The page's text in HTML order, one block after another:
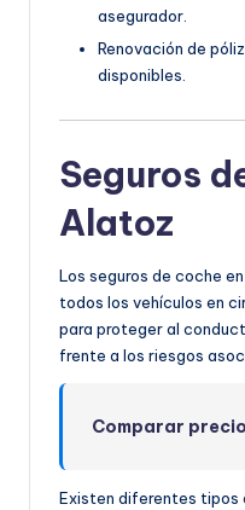
asegurador.
Renovación de
disponibles.
Seguros
Alatoz
Los seguros de coche
todos los vehículos en
para proteger al
frente a los riesgos
Comparar
Existen diferentes tipos